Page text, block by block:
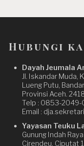
Hubungi
Dayah Jeumala
Jl. Iskandar Muda,
Lueng Putu,
Provinsi Aceh.
Telp : 0853-2049-
Email :
Yayasan Teuku
Gunung Indah
Cirendeu, Ciputat